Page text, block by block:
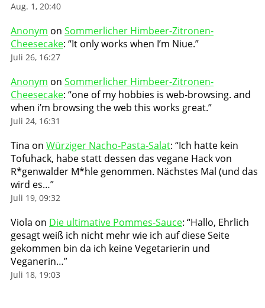
Aug. 1, 20:40
Anonym on Sommerlicher Himbeer-Zitronen-
Cheesecake: “It only works when I’m Niue.”
Juli 26, 16:27
Anonym on Sommerlicher Himbeer-Zitronen-
Cheesecake: “one of my hobbies is web-browsing. and
when i’m browsing the web this works great.”
Juli 24, 16:31
Tina on Würziger Nacho-Pasta-Salat: “Ich hatte kein
Tofuhack, habe statt dessen das vegane Hack von
R*genwalder M*hle genommen. Nächstes Mal (und das
wird es…”
Juli 19, 09:32
Viola on Die ultimative Pommes-Sauce: “Hallo, Ehrlich
gesagt weiß ich nicht mehr wie ich auf diese Seite
gekommen bin da ich keine Vegetarierin und
Veganerin…”
Juli 18, 19:03